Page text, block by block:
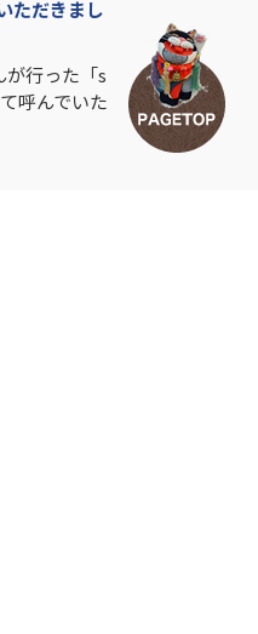
ただきまし
行った「s
呼んでいた